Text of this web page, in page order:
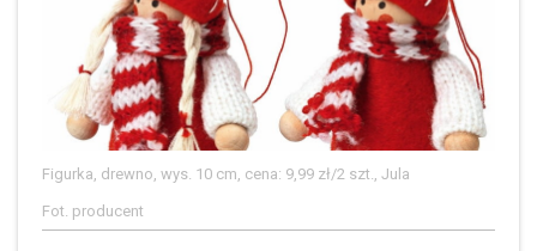
Figurka, drewno, wys. 10 cm, cena: 9,99 zł/2 szt., Jula
Fot. producent